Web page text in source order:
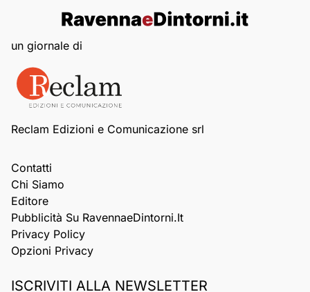
un giornale di
Reclam Edizioni e Comunicazione srl
Contatti
Chi Siamo
Editore
Pubblicità Su RavennaeDintorni.it
Privacy Policy
Opzioni Privacy
ISCRIVITI ALLA NEWSLETTER